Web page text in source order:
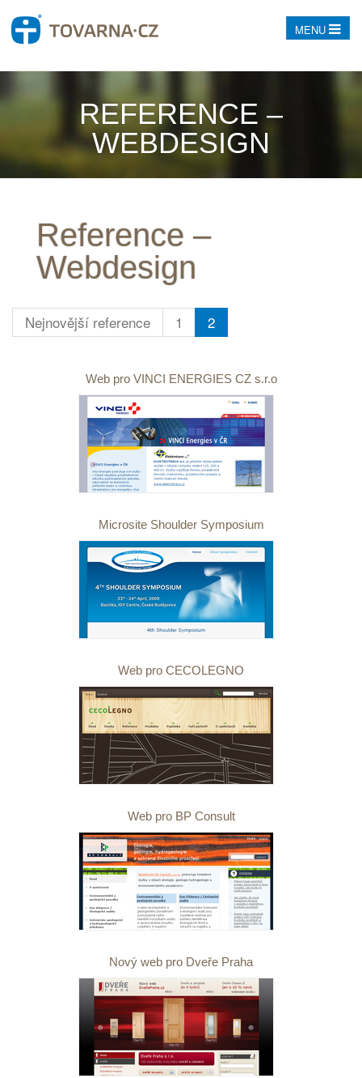
MENU
REFERENCE –
WEBDESIGN
Reference –
Webdesign
Nejnovější reference 1 2
Web pro VINCI ENERGIES CZ s.r.o
Microsite Shoulder Symposium
Web pro CECOLEGNO
Web pro BP Consult
Nový web pro Dveře Praha